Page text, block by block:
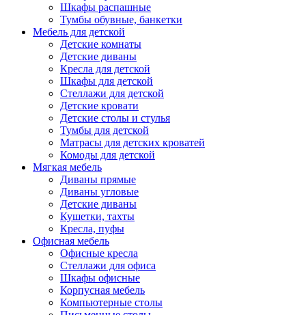
Шкафы распашные
Тумбы обувные, банкетки
Мебель для детской
Детские комнаты
Детские диваны
Кресла для детской
Шкафы для детской
Стеллажи для детской
Детские кровати
Детские столы и стулья
Тумбы для детской
Матрасы для детских кроватей
Комоды для детской
Мягкая мебель
Диваны прямые
Диваны угловые
Детские диваны
Кушетки, тахты
Кресла, пуфы
Офисная мебель
Офисные кресла
Стеллажи для офиса
Шкафы офисные
Корпусная мебель
Компьютерные столы